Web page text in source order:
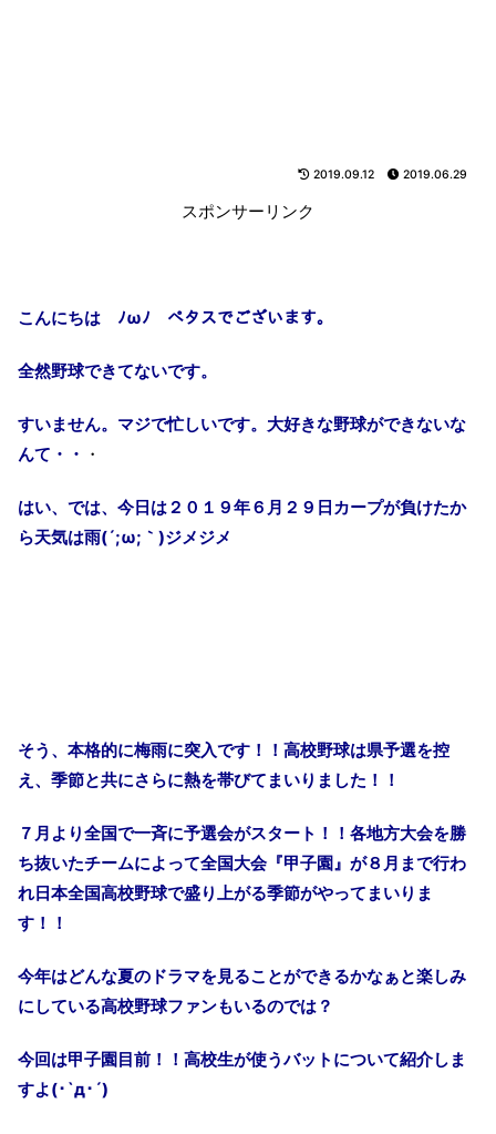
2019.09.12 2019.06.29
スポンサーリンク
こんにちは ﾉωﾉ ペタスでございます。
全然野球できてないです。
すいません。マジで忙しいです。大好きな野球ができないな
んて・・ ・
はい、では、 今日は２０１９年６月２９日カープが負けたか
ら天気は雨(´;ω; ｀ )ジメジメ
そう、本格的に梅雨に突入です！！高校野球は県予選を控
え、季節と共にさらに熱を帯びてまいりました！！
７月より全国で一斉に予選会がスタート！！各地方大会を勝
ち抜いたチームによって全国大会『甲子園』が８月まで行わ
れ日本全国高校野球で盛り上がる季節がやってまいりま
す！！
今年はどんな夏のドラマを見ることができるかなぁと楽しみ
にしている高校野球ファンもいるのでは？
今回は甲子園目前！！高校生が使うバットについて紹介しま
すよ(･ `д･ ´)